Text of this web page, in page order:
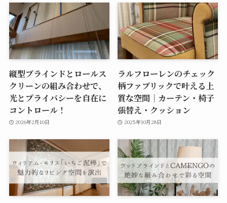
縦型ブラインドとロールス
クリーンの組み合わせで、
光とプライバシーを自在に
コントロール！
2026年2月10日
ラルフローレンのチェック
柄ファブリックで叶える上
質な空間｜カーテン・椅子
張替え・クッション
2025年10月28日